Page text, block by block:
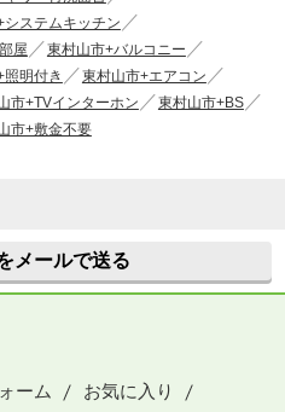
システムキッチン
屋
東村山市+バルコニー
明付き
東村山市+エアコン
市+TVインターホン
東村山市+BS
市+敷金不要
メールで送る
ーム
お気に入り